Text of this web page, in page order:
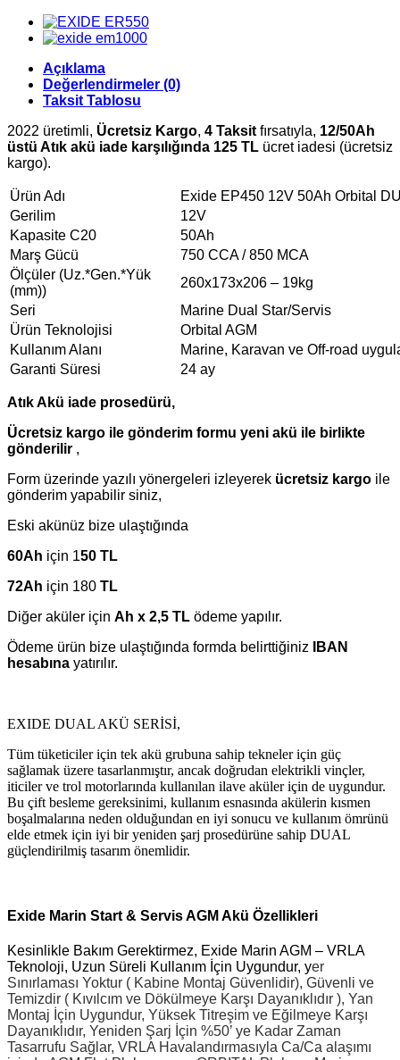
Açıklama
Değerlendirmeler (0)
Taksit Tablosu
2022 üretimli, Ücretsiz Kargo, 4 Taksit fırsatıyla, 12/50Ah
üstü Atık akü iade karşılığında 125 TL ücret iadesi (ücretsiz
kargo).
Ürün Adı
Exide EP450 12V 50Ah Orbital
Gerilim
12V
Kapasite C20
50Ah
Marş Gücü
750 CCA / 850 MCA
Ölçüler (Uz.*Gen.*Yük
(mm))
260x173x206 – 19kg
Seri
Marine Dual Star/Servis
Ürün Teknolojisi
Orbital AGM
Kullanım Alanı
Marine, Karavan ve Off-road
Garanti Süresi
24 ay
Atık Akü iade prosedürü,
Ücretsiz kargo ile gönderim formu yeni akü ile birlikte
gönderilir ,
Form üzerinde yazılı yönergeleri izleyerek ücretsiz kargo ile
gönderim yapabilir siniz,
Eski akünüz bize ulaştığında
60Ah için 150 TL
72Ah için 180 TL
Diğer aküler için Ah x 2,5 TL ödeme yapılır.
Ödeme ürün bize ulaştığında formda belirttiğiniz
IBAN
hesabına yatırılır.
EXIDE DUAL AKÜ SERİSİ,
Tüm tüketiciler için tek akü grubuna sahip tekneler için güç
sağlamak üzere tasarlanmıştır, ancak doğrudan elektrikli vinçler,
iticiler ve trol motorlarında kullanılan ilave aküler için de uygundur.
Bu çift besleme gereksinimi, kullanım esnasında akülerin kısmen
boşalmalarına neden olduğundan en iyi sonucu ve kullanım ömrünü
elde etmek için iyi bir yeniden şarj prosedürüne sahip DUAL
güçlendirilmiş tasarım önemlidir.
Exide Marin Start & Servis AGM Akü Özellikleri
Kesinlikle Bakım Gerektirmez, Exide Marin AGM – VRLA
Teknoloji, Uzun Süreli Kullanım İçin Uygundur, yer
Sınırlaması Yoktur ( Kabine Montaj Güvenlidir), Güvenli ve
Temizdir ( Kıvılcım ve Dökülmeye Karşı Dayanıklıdır ), Yan
Montaj İçin Uygundur, Yüksek Titreşim ve Eğilmeye Karşı
Dayanıklıdır, Yeniden Şarj İçin %50’ ye Kadar Zaman
Tasarrufu Sağlar, VRLA Havalandırmasıyla Ca/Ca alaşımı